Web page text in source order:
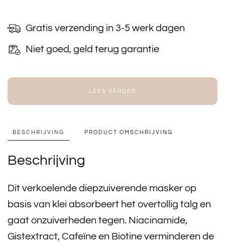
Gratis verzending in 3-5 werk dagen
Niet goed, geld terug garantie
LEES VERDER
BESCHRIJVING PRODUCT OMSCHRIJVING
Beschrijving
Dit verkoelende diepzuiverende masker op
basis van klei absorbeert het overtollig talg en
gaat onzuiverheden tegen. Niacinamide,
Gistextract, Cafeïne en Biotine verminderen de